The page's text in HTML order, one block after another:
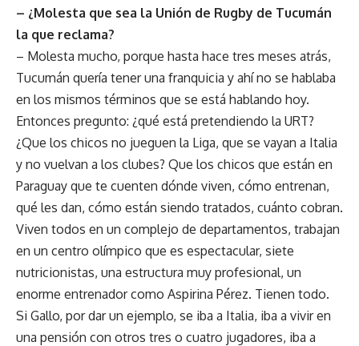
– ¿Molesta que sea la Unión de Rugby de Tucumán
la que reclama?
– Molesta mucho, porque hasta hace tres meses atrás,
Tucumán quería tener una franquicia y ahí no se hablaba
en los mismos términos que se está hablando hoy.
Entonces pregunto: ¿qué está pretendiendo la URT?
¿Que los chicos no jueguen la Liga, que se vayan a Italia
y no vuelvan a los clubes? Que los chicos que están en
Paraguay que te cuenten dónde viven, cómo entrenan,
qué les dan, cómo están siendo tratados, cuánto cobran.
Viven todos en un complejo de departamentos, trabajan
en un centro olímpico que es espectacular, siete
nutricionistas, una estructura muy profesional, un
enorme entrenador como Aspirina Pérez. Tienen todo.
Si Gallo, por dar un ejemplo, se iba a Italia, iba a vivir en
una pensión con otros tres o cuatro jugadores, iba a